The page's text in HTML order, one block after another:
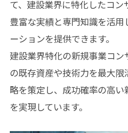
て、建設業界に特化したコン
豊富な実績と専門知識を活用
ーションを提供できます。
建設業界特化の新規事業コ
の既存資産や技術力を最大
略を策定し、成功確率の高
を実現しています。